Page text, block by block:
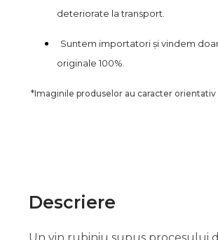
deteriorate la transport.
Suntem importatori și vindem
originale 100%.
*Imaginile produselor au caracter orientativ
Descriere